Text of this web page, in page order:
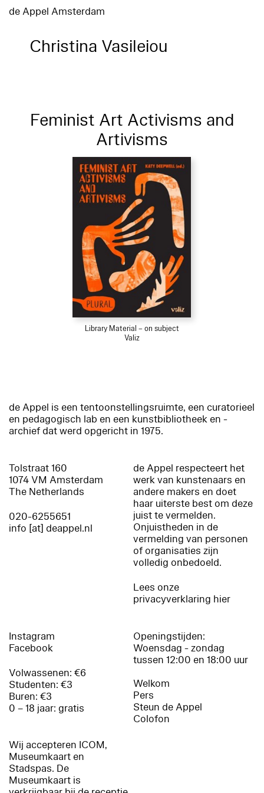
de Appel Amsterdam
Christina Vasileiou
Feminist Art Activisms and
Artivisms
Library Material – on subject
Valiz
de Appel is een tentoonstellingsruimte, een curatorieel
en pedagogisch lab en een kunstbibliotheek en -
archief dat werd opgericht in 1975.
Tolstraat 160
1074 VM Amsterdam
The Netherlands
020-6255651
info [at] deappel.nl
de Appel respecteert het
werk van kunstenaars en
andere makers en doet
haar uiterste best om deze
juist te vermelden.
Onjuistheden in de
vermelding van personen
of organisaties zijn
volledig onbedoeld.
Lees onze
privacyverklaring hier
Instagram
Facebook
Volwassenen: €6
Studenten: €3
Buren: €3
0 – 18 jaar: gratis
Wij accepteren ICOM,
Museumkaart en
Stadspas. De
Museumkaart is
Openingstijden:
Woensdag - zondag
tussen 12:00 en 18:00 uur
Welkom
Pers
Steun de Appel
Colofon